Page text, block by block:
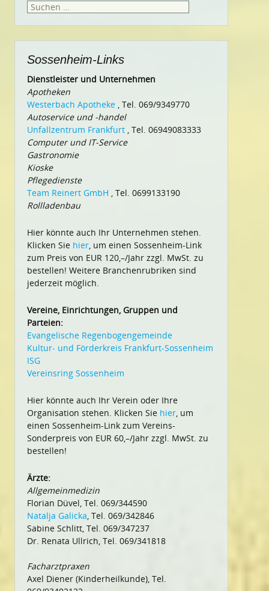
Suchen
Sossenheim-Links
Dienstleister und Unternehmen
Apotheken
Westerbach Apotheke , Tel. 069/9349770
Autoservice und -handel
Unfallzentrum Frankfurt , Tel. 06949083333
Computer und IT-Service
Gastronomie
Kioske
Pflegedienste
Team Reinert GmbH , Tel. 0699133190
Rollladenbau
Hier könnte auch Ihr Unternehmen stehen.
Klicken Sie hier, um einen Sossenheim-Link
zum Preis von EUR 120,–/Jahr zzgl. MwSt. zu
bestellen! Weitere Branchenrubriken sind
jederzeit möglich.
Vereine, Einrichtungen, Gruppen und
Parteien:
Evangelische Regenbogengemeinde
Kultur- und Förderkreis Frankfurt-Sossenheim
ISG
Vereinsring Sossenheim
Hier könnte auch Ihr Verein oder Ihre
Organisation stehen. Klicken Sie hier, um
einen Sossenheim-Link zum Vereins-
Sonderpreis von EUR 60,–/Jahr zzgl. MwSt. zu
bestellen!
Ärzte:
Allgemeinmedizin
Florian Düvel, Tel. 069/344590
Natalja Galicka, Tel. 069/342846
Sabine Schlitt, Tel. 069/347237
Dr. Renata Ullrich, Tel. 069/341818
Facharztpraxen
Axel Diener (Kinderheilkunde), Tel.